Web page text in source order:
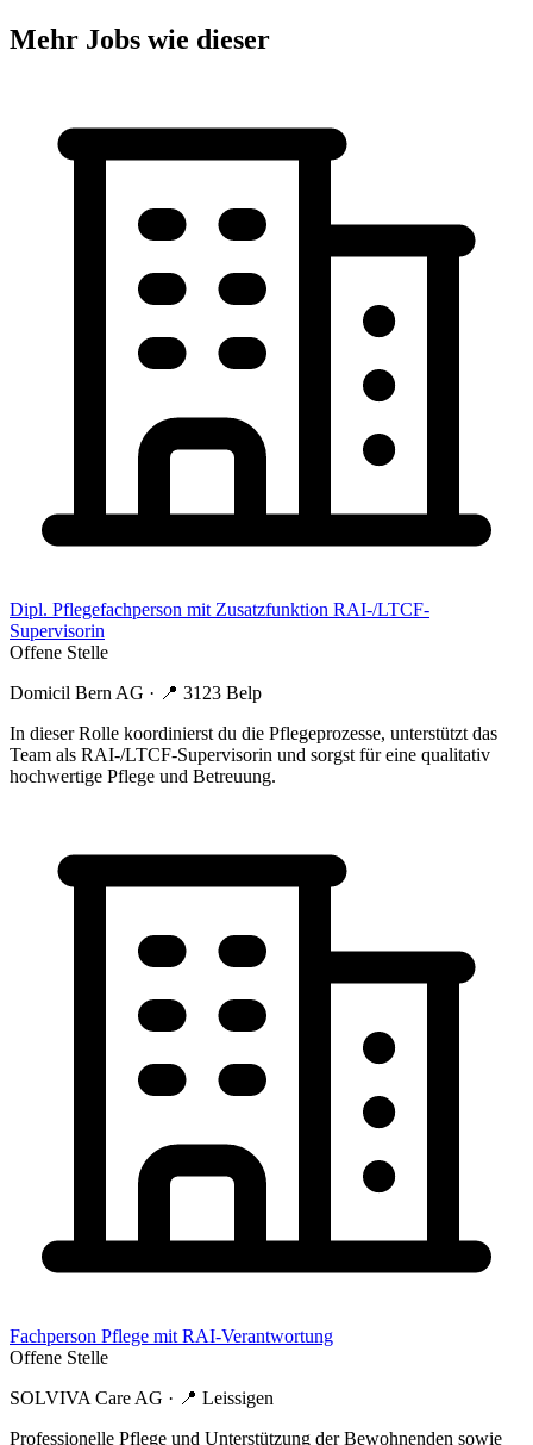
Mehr Jobs wie dieser
Dipl. Pflegefachperson mit Zusatzfunktion RAI-/LTCF-
Supervisorin
Offene Stelle
Domicil Bern AG · 📍 3123 Belp
In dieser Rolle koordinierst du die Pflegeprozesse, unterstützt das
Team als RAI-/LTCF-Supervisorin und sorgst für eine qualitativ
hochwertige Pflege und Betreuung.
Fachperson Pflege mit RAI-Verantwortung
Offene Stelle
SOLVIVA Care AG · 📍 Leissigen
Professionelle Pflege und Unterstützung der Bewohnenden sowie